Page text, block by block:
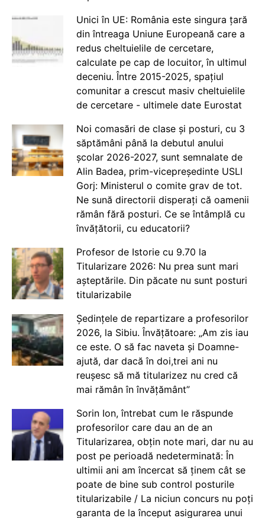
Unici în UE: România este singura țară
din întreaga Uniune Europeană care a
redus cheltuielile de cercetare,
calculate pe cap de locuitor, în ultimul
deceniu. Între 2015-2025, spațiul
comunitar a crescut masiv cheltuielile
de cercetare - ultimele date Eurostat
Noi comasări de clase și posturi, cu 3
săptămâni până la debutul anului
școlar 2026-2027, sunt semnalate de
Alin Badea, prim-vicepreședinte USLI
Gorj: Ministerul o comite grav de tot.
Ne sună directorii disperați că oamenii
rămân fără posturi. Ce se întâmplă cu
învățătorii, cu educatorii?
Profesor de Istorie cu 9.70 la
Titularizare 2026: Nu prea sunt mari
așteptările. Din păcate nu sunt posturi
titularizabile
Ședințele de repartizare a profesorilor
2026, la Sibiu. Învățătoare: „Am zis iau
ce este. O să fac naveta și Doamne-
ajută, dar dacă în doi,trei ani nu
reușesc să mă titularizez nu cred că
mai rămân în învățământ”
Sorin Ion, întrebat cum le răspunde
profesorilor care dau an de an
Titularizarea, obțin note mari, dar nu au
post pe perioadă nedeterminată: În
ultimii ani am încercat să ținem cât se
poate de bine sub control posturile
titularizabile / La niciun concurs nu poți
garanta de la început asigurarea unui